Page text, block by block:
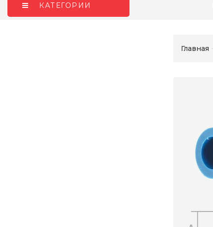
КАТЕГОРИИ
Главная